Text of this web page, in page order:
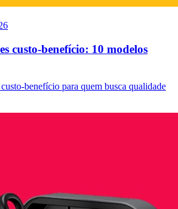
custo-benefício: 10 modelos
benefício para quem busca qualidade